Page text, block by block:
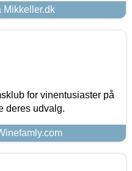
Mikkeller.dk
for vinentusiaster på
deres udvalg.